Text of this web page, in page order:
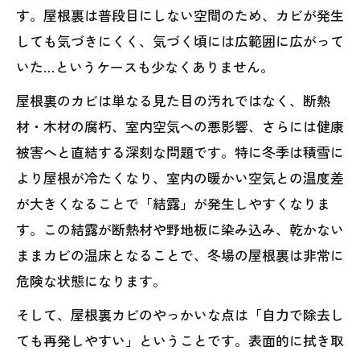
す。屋根裏は普段目にしない空間のため、カビが発生
しても気づきにくく、気づく頃には広範囲に広がって
いた…というケースも少なくありません。
屋根裏のカビは単なる見た目の汚れではなく、断熱
材・木材の腐朽、室内空気への悪影響、さらには健康
被害へと直結する深刻な問題です。特に冬季は積雪に
より屋根が冷たくなり、室内の暖かい空気との温度差
が大きくなることで「結露」が発生しやすくなりま
す。この結露が断熱材や野地板に染み込み、乾かない
ままカビの温床となることで、冬場の屋根裏は非常に
危険な状態になります。
そして、屋根裏カビのやっかいな点は「自力で除去し
ても再発しやすい」ということです。表面的に拭き取